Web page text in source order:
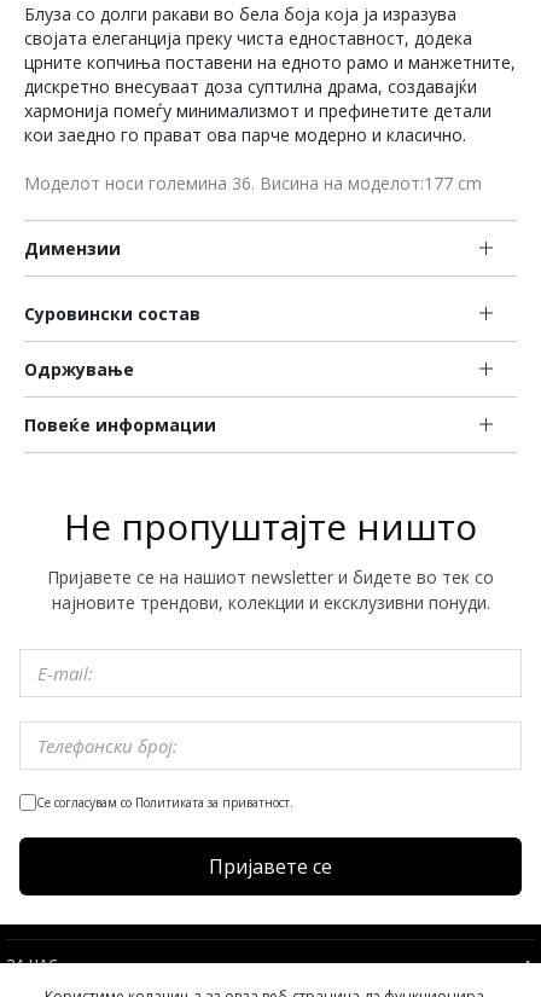
Блуза со долги ракави во бела боја која ја изразува
својата елеганција преку чиста едноставност, додека
црните копчиња поставени на едното рамо и манжетните,
дискретно внесуваат доза суптилна драма, создавајќи
хармонија помеѓу минимализмот и префинетите детали
кои заедно го прават ова парче модерно и класично.
Моделот носи големина 36. Висина на моделот:177 cm
Димензии
Суровински состав
Одржување
Повеќе информации
Не пропуштајте ништо
Пријавете се на нашиот newsletter и бидете во тек со
најновите трендови, колекции и ексклузивни понуди.
Се согласувам со Политиката за приватност.
Пријавете се
ЗА НАС